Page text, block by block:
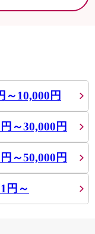
～10,000円
～30,000円
～50,000円
円～